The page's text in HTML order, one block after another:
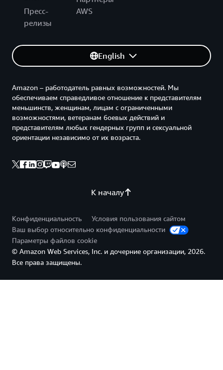
Пресс-
релизы
AWS
English
К началу
Amazon – работодатель равных возможностей. Мы
обеспечиваем справедливое отношение к представителям
меньшинств, женщинам, лицам с ограниченными
возможностями, ветеранам боевых действий и
представителям любых гендерных групп и сексуальной
ориентации независимо от их возраста.
Конфиденциальность
Условия пользования сайтом
Ваш выбор относительно конфиденциальности
Параметры файлов cookie
© Amazon Web Services, Inc. и дочерние организации, 2026.
Все права защищены.